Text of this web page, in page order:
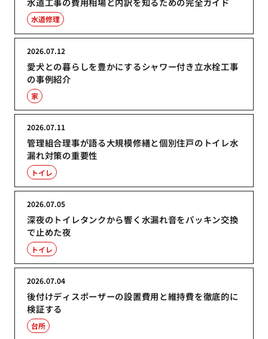
水道修理
愛犬との暮らしを豊かにするシャワー付き立水栓工事
の事例紹介
2026.07.12
家
管理組合理事が語る大規模修繕と個別住戸のトイレ水
漏れ対策の重要性
2026.07.11
トイレ
深夜のトイレタンクから響く水漏れ音をパッキン交換
で止めた夜
2026.07.05
トイレ
後付けディスポーザーの設置費用と維持費を徹底的に
検証する
2026.07.04
台所